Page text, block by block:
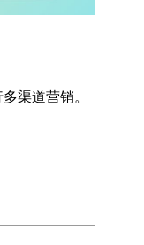
渠道营销。